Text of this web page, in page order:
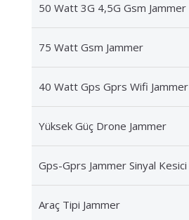
50 Watt 3G 4,5G Gsm Jammer
75 Watt Gsm Jammer
40 Watt Gps Gprs Wifi Jammer
Yüksek Güç Drone Jammer
Gps-Gprs Jammer Sinyal Kesici
Araç Tipi Jammer